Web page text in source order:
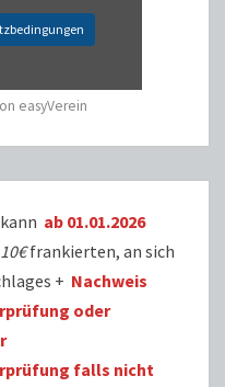
easyVerein
ab 01.01.2026
frankierten, an sich
+ Nachweis
oder
falls nicht